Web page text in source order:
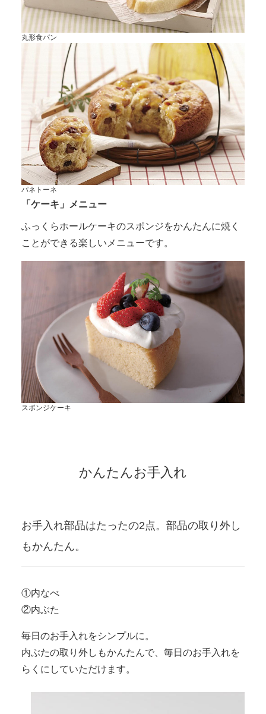
丸形食パン
パネトーネ
「ケーキ」メニュー
ふっくらホールケーキのスポンジをかんたんに焼く
ことができる楽しいメニューです。
スポンジケーキ
かんたんお手入れ
お手入れ部品はたったの2点。部品の取り外し
もかんたん。
①内なべ
②内ぶた
毎日のお手入れをシンプルに。
内ぶたの取り外しもかんたんで、毎日のお手入れを
らくにしていただけます。